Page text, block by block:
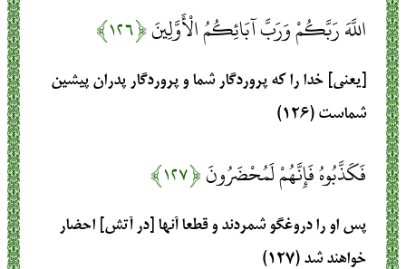
اللَّهَ رَبَّكُمْ وَرَبَّ آبَائِكُمُ الْأَوَّلِينَ﴿۱۲۶﴾
[يعنى] خدا را كه پروردگار شما و پروردگار پدران پيشين
شماست (۱۲۶)
فَكَذَّبُوهُ فَإِنَّهُمْ لَمُحْضَرُونَ﴿۱۲۷﴾
پس او را دروغگو شمردند و قطعا آنها [در آتش] احضار
خواهند شد (۱۲۷)